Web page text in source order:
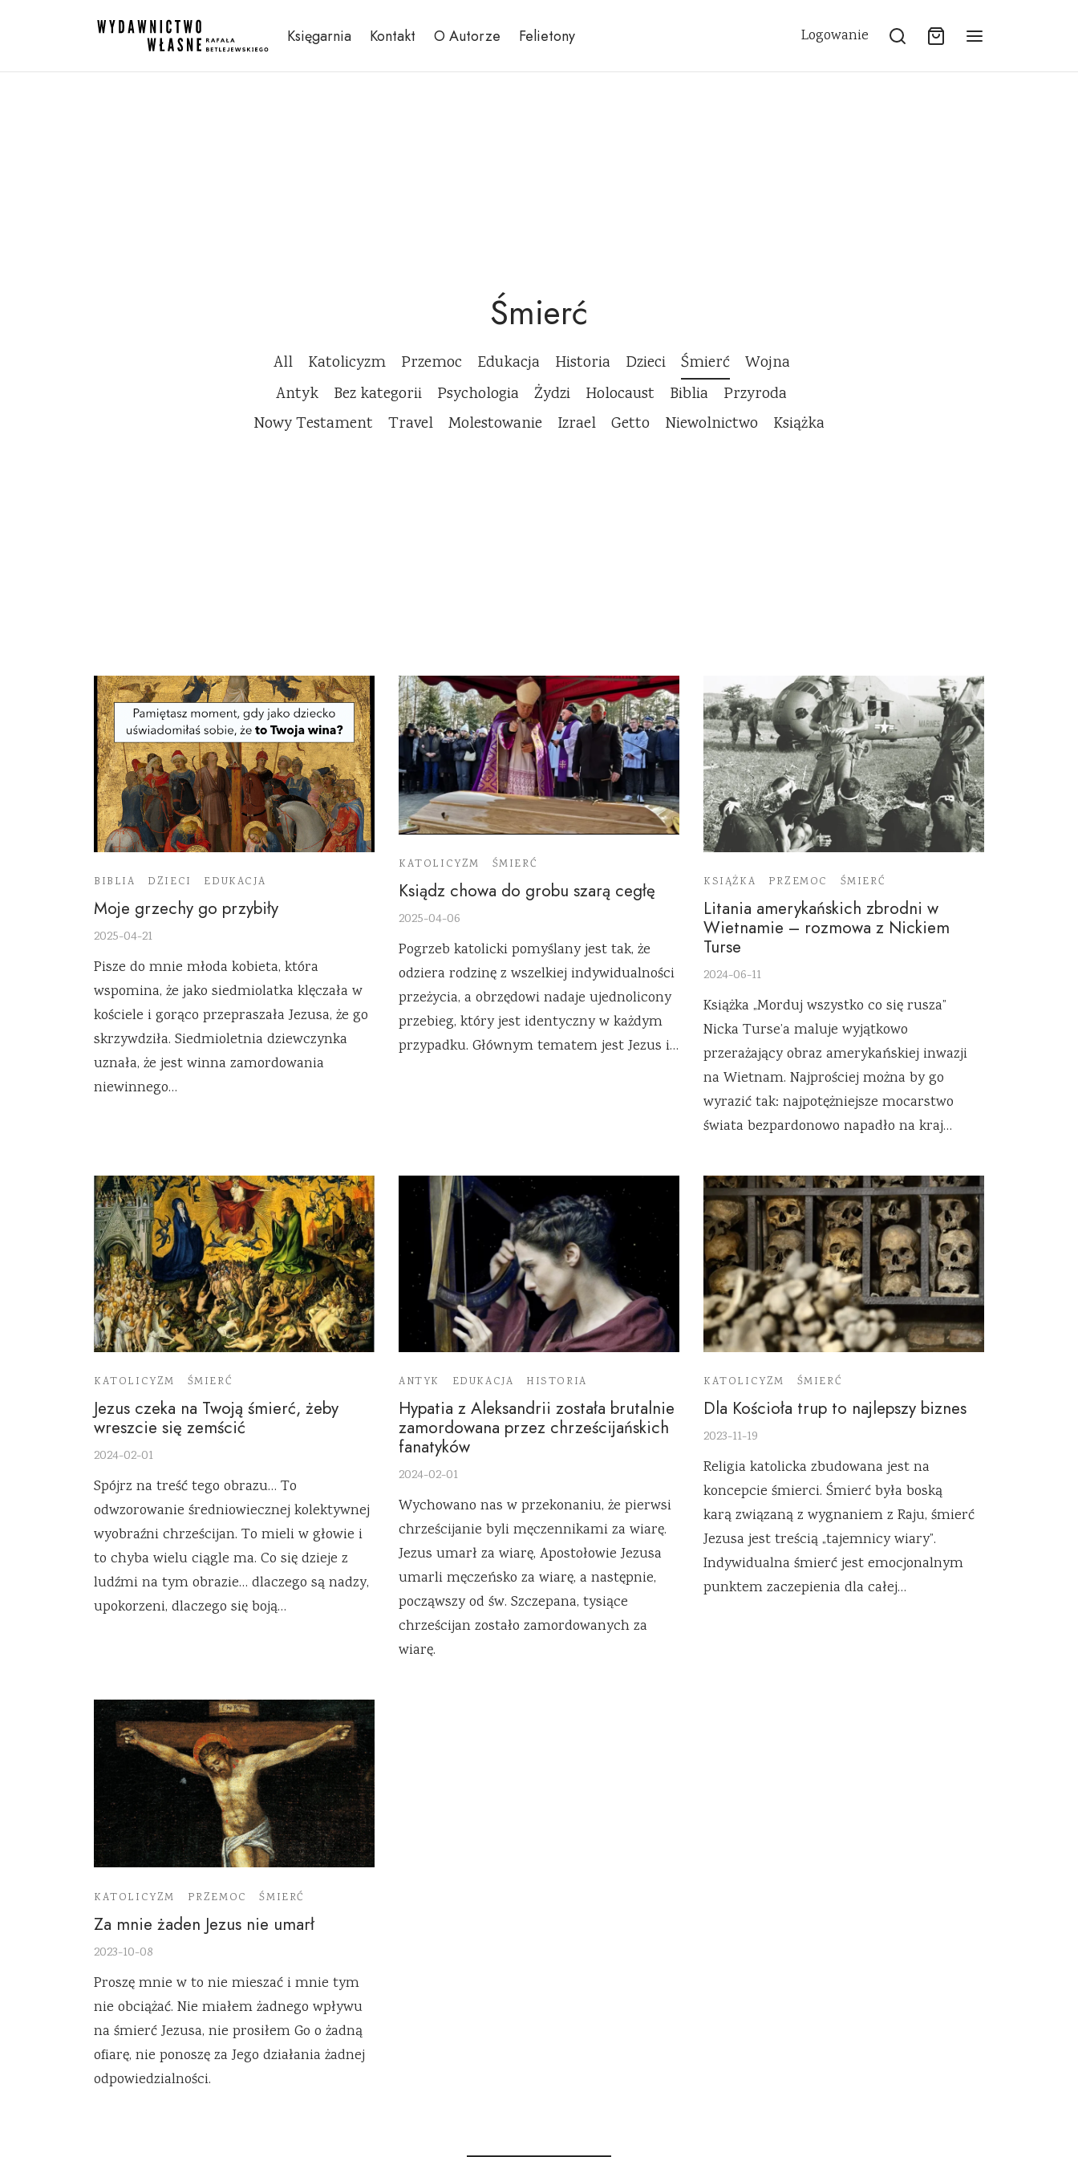
Księgarnia Kontakt O Autorze Felietony Logowanie
Śmierć
All Katolicyzm Przemoc Edukacja Historia Dzieci Śmierć
Wojna
Antyk
Bez kategorii Psychologia Żydzi Holocaust Biblia
Przyroda
Nowy Testament
Travel Molestowanie Izrael Getto Niewolnictwo Książka
BIBLIA DZIECI EDUKACJA
Moje grzechy go przybiły
2025-04-21
Pisze do mnie młoda kobieta, która
wspomina, że jako siedmiolatka klęczała w
kościele i gorąco przepraszała Jezusa, że go
skrzywdziła. Siedmioletnia dziewczynka
uznała, że jest winna zamordowania
niewinnego…
KATOLICYZM ŚMIERĆ
Ksiądz chowa do grobu szarą cegłę
2025-04-06
Pogrzeb katolicki pomyślany jest tak, że
odziera rodzinę z wszelkiej indywidualności
przeżycia, a obrzędowi nadaje ujednolicony
przebieg, który jest identyczny w każdym
przypadku. Głównym tematem jest Jezus i…
KSIĄŻKA PRZEMOC ŚMIERĆ
Litania amerykańskich zbrodni w
Wietnamie – rozmowa z Nickiem
Turse
2024-06-11
Książka „Morduj wszystko co się rusza”
Nicka Turse’a maluje wyjątkowo
przerażający obraz amerykańskiej inwazji
na Wietnam. Najprościej można by go
wyrazić tak: najpotężniejsze mocarstwo
świata bezpardonowo napadło na kraj…
KATOLICYZM ŚMIERĆ
Jezus czeka na Twoją śmierć, żeby
wreszcie się zemścić
2024-02-01
Spójrz na treść tego obrazu… To
odwzorowanie średniowiecznej kolektywnej
wyobraźni chrześcijan. To mieli w głowie i
to chyba wielu ciągle ma. Co się dzieje z
ludźmi na tym obrazie… dlaczego są nadzy,
upokorzeni, dlaczego się boją…
ANTYK EDUKACJA HISTORIA
Hypatia z Aleksandrii została brutalnie
zamordowana przez chrześcijańskich
fanatyków
2024-02-01
Wychowano nas w przekonaniu, że pierwsi
chrześcijanie byli męczennikami za wiarę.
Jezus umarł za wiarę, Apostołowie Jezusa
umarli męczeńsko za wiarę, a następnie,
począwszy od św. Szczepana, tysiące
chrześcijan zostało zamordowanych za
wiarę.
KATOLICYZM ŚMIERĆ
Dla Kościoła trup to najlepszy biznes
2023-11-19
Religia katolicka zbudowana jest na
koncepcie śmierci. Śmierć była boską
karą związaną z wygnaniem z Raju, śmierć
Jezusa jest treścią „tajemnicy wiary”.
Indywidualna śmierć jest emocjonalnym
punktem zaczepienia dla całej…
KATOLICYZM PRZEMOC ŚMIERĆ
Za mnie żaden Jezus nie umarł
2023-10-08
Proszę mnie w to nie mieszać i mnie tym
nie obciążać. Nie miałem żadnego wpływu
na śmierć Jezusa, nie prosiłem Go o żadną
ofiarę, nie ponoszę za Jego działania żadnej
odpowiedzialności.